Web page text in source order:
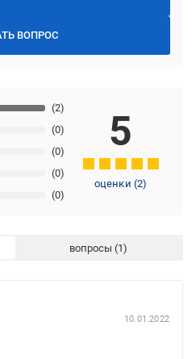
ВОПРОС
(0)
(0)
(0)
(0)
(2)
5
оценки(2)
вопросы
10.01.2022